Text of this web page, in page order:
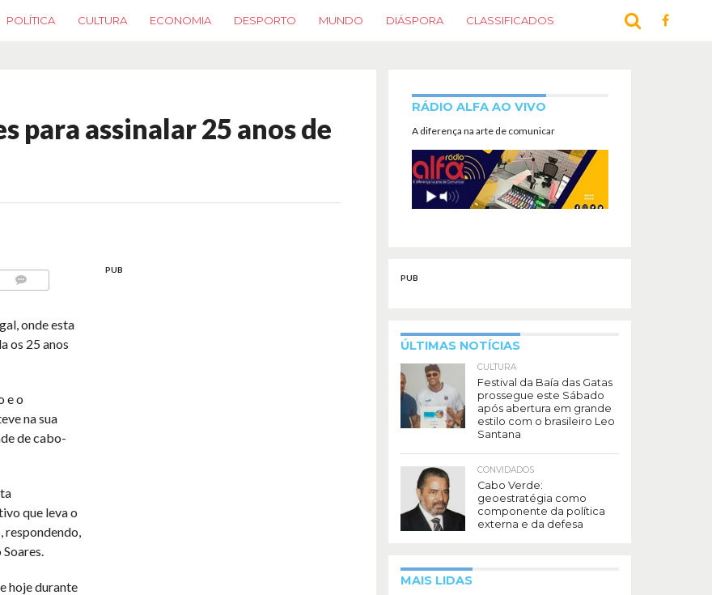
POLÍTICA CULTURA ECONOMIA DESPORTO MUNDO DIÁSPORA CLASSIFICADOS
para assinalar 25 anos de
onde esta
os 25 anos
e o
na sua
de cabo-
que leva o
respondendo,
hoje durante
PUB
RÁDIO ALFA AO VIVO
A diferença na arte de comunicar
PUB
ÚLTIMAS NOTÍCIAS
CULTURA
Festival da Baía das Gatas
prossegue este Sábado
após abertura em grande
estilo com o brasileiro Leo
Santana
CONVIDADOS
Cabo Verde:
geoestratégia como
componente da política
externa e da defesa
MAIS LIDAS